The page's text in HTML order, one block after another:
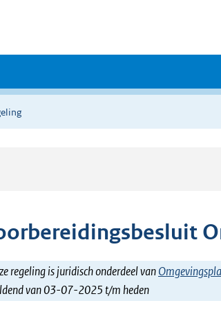
regeling is juridisch onderdeel van
van 03-07-2025 t/m heden